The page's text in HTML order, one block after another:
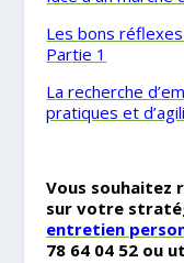
Les bons
Partie 1
La recherche
pratiques et
Vous souhaitez
sur votre
entretien
78 64 04 52 ou